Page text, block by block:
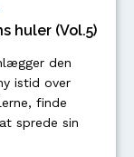
huler (Vol.5)
den
istid over
finde
sprede sin